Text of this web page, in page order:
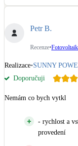
Petr B.
Recenze•
Realizace•SUNNY
Doporučuji
Nemám co bych vytkl
- rychlost a
provedení